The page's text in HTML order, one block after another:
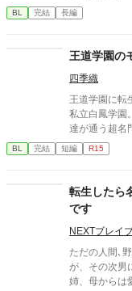
れ、学園中の
ーケティング施策か
穏は完全に崩壊。 そんな中、唯一冷静な男・藤崎
われる。 颯
ローする。 「お前といると、楽だ」 次第に悠真の中で、彼の存在
が大きくなっていき――。 「お前
に、悠真の心は大きく揺
る恋。 これ
は恋人がいるので無理です』 か
が、大学とい
らがせていく
選択が、予想以上
空気を読み続
る癖”。 甘え
はずっと静かに手を差
が、未来を見
BL 完結 長編
王道学園の
四季織
王道学園に転
私立白鳳学園
達が通う超名
俺、小坂威（
してしまった
BL 完結 短編 R15
転生したら
です
NEXTブレイ
ただの人間､
が、その次男
姉、母からは